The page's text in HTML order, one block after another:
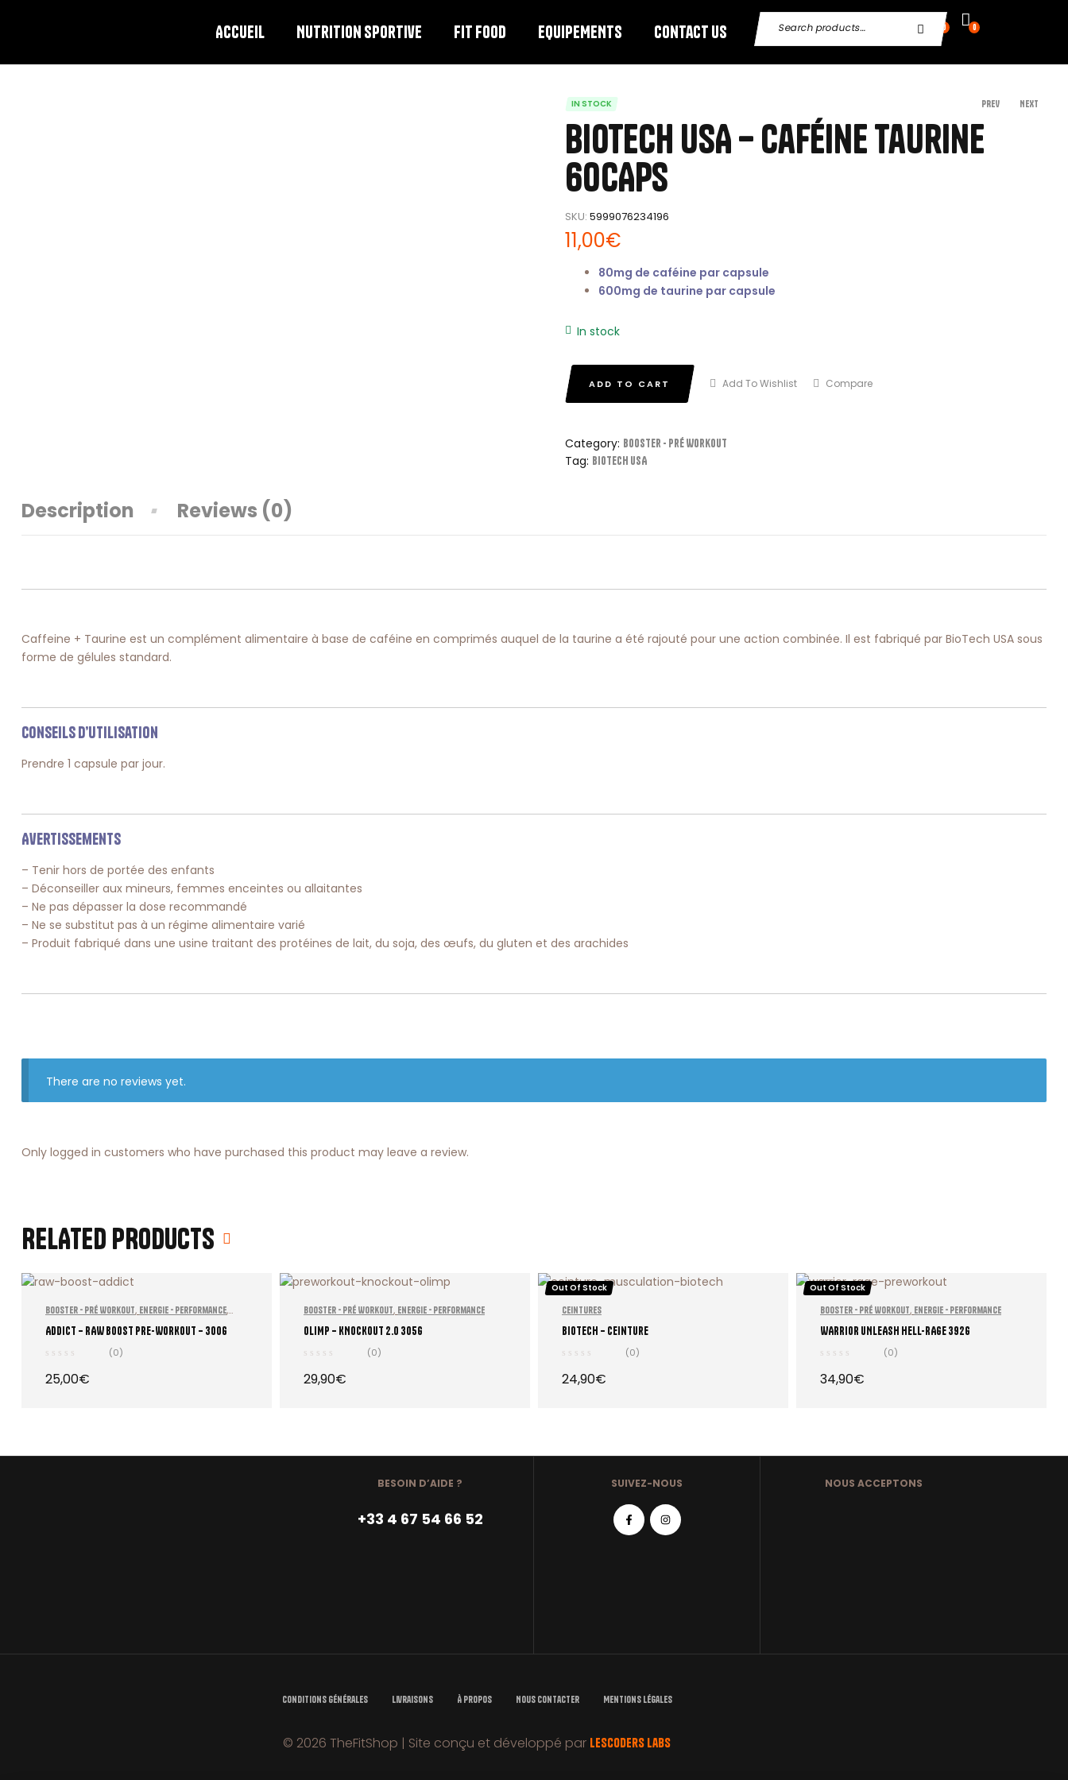
Accueil Nutrition sportive FIT FOOD EQUIPEMENTS Contact Us 0 0
IN STOCK PREV
29,90€
NEXT
Biotech USA – Caféine Taurine
60CAPS
SKU: 5999076234196
11,00€
80mg de caféine par capsule
600mg de taurine par capsule
In stock
ADD TO CART Add To Wishlist Compare
Category: Booster - Pré Workout
Tag: Biotech USA
Description Reviews (0)
Caffeine + Taurine est un complément alimentaire à base de caféine en comprimés auquel de la taurine a été rajouté pour une action combinée. Il est fabriqué par BioTech USA sous
forme de gélules standard.
Conseils d’utilisation
Prendre 1 capsule par jour.
Avertissements
– Tenir hors de portée des enfants
– Déconseiller aux mineurs, femmes enceintes ou allaitantes
– Ne pas dépasser la dose recommandé
– Ne se substitut pas à un régime alimentaire varié
– Produit fabriqué dans une usine traitant des protéines de lait, du soja, des œufs, du gluten et des arachides
There are no reviews yet.
Only logged in customers who have purchased this product may leave a review.
RELATED PRODUCTS
Booster - Pré Workout, Energie - Performance,
Nutrition sportive
ADDICT – RAW BOOST PRE-WORKOUT – 300g
(0)
25,00€
Booster - Pré Workout, Energie - Performance
OLIMP – KNOCKOUT 2.0 305G
(0)
29,90€
Out Of Stock
Ceintures
Biotech – Ceinture
(0)
24,90€
Out Of Stock
Booster - Pré Workout, Energie - Performance
WARRIOR UNLEASH HELL-RAGE 392G
(0)
34,90€
BESOIN D’AIDE ?
+33 4 67 54 66 52
SUIVEZ-NOUS NOUS ACCEPTONS
Conditions Générales Livraisons À Propos Nous Contacter Mentions Légales
© 2026 TheFitShop | Site conçu et développé par LesCoders Labs